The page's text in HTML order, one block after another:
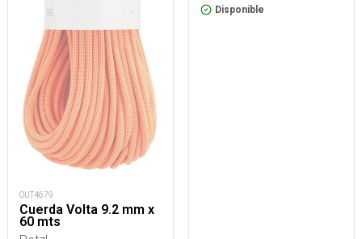
OUT4679
Cuerda Volta 9.2 mm x
60 mts
Disponible